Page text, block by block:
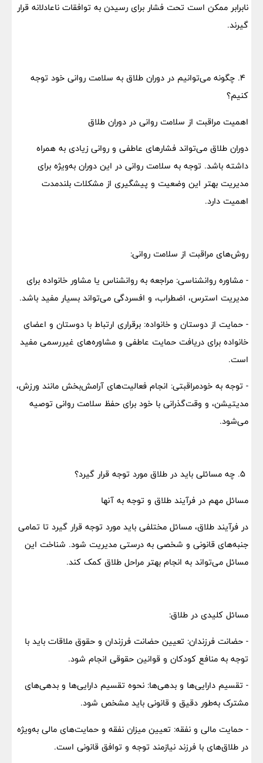
نابرابر ممکن است تحت فشار برای رسیدن به توافقات ناعادلانه قرار
گیرند.
۴. چگونه می‌توانیم در دوران طلاق به سلامت روانی خود توجه
کنیم؟
اهمیت مراقبت از سلامت روانی در دوران طلاق
دوران طلاق می‌تواند فشارهای عاطفی و روانی زیادی به همراه
داشته باشد. توجه به سلامت روانی در این دوران به‌ویژه برای
مدیریت بهتر این وضعیت و پیشگیری از مشکلات بلندمدت
اهمیت دارد.
روش‌های مراقبت از سلامت روانی:
- مشاوره روانشناسی: مراجعه به روانشناس یا مشاور خانواده برای
مدیریت استرس، اضطراب، و افسردگی می‌تواند بسیار مفید باشد.
- حمایت از دوستان و خانواده: برقراری ارتباط با دوستان و اعضای
خانواده برای دریافت حمایت عاطفی و مشاوره‌های غیررسمی مفید
است.
- توجه به خودمراقبتی: انجام فعالیت‌های آرامش‌بخش مانند ورزش،
مدیتیشن، و وقت‌گذرانی با خود برای حفظ سلامت روانی توصیه
می‌شود.
مسائل مهم در فرآیند طلاق و توجه به آنها
در فرآیند طلاق، مسائل مختلفی باید مورد توجه قرار گیرد تا تمامی
جنبه‌های قانونی و شخصی به درستی مدیریت شود. شناخت این
مسائل می‌تواند به انجام بهتر مراحل طلاق کمک کند.
مسائل کلیدی در طلاق:
- حضانت فرزندان: تعیین حضانت فرزندان و حقوق ملاقات باید با
توجه به منافع کودکان و قوانین حقوقی انجام شود.
- تقسیم دارایی‌ها و بدهی‌ها: نحوه تقسیم دارایی‌ها و بدهی‌های
مشترک به‌طور دقیق و قانونی باید مشخص شود.
- حمایت مالی و نفقه: تعیین میزان نفقه و حمایت‌های مالی به‌ویژه
در طلاق‌های با فرزند نیازمند توجه و توافق قانونی است.